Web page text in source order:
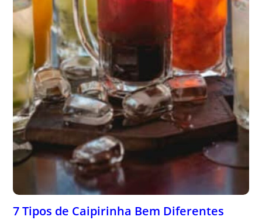
7 Tipos de Caipirinha Bem Diferentes